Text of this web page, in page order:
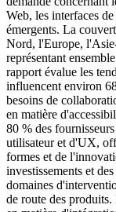
Web, les interfaces
émergents. La
Nord, l'Europe,
représentant
rapport évalue les
influencent environ
besoins de
en matière
80 % des
utilisateur et d'UX,
formes et de
investissements et
domaines
de route des